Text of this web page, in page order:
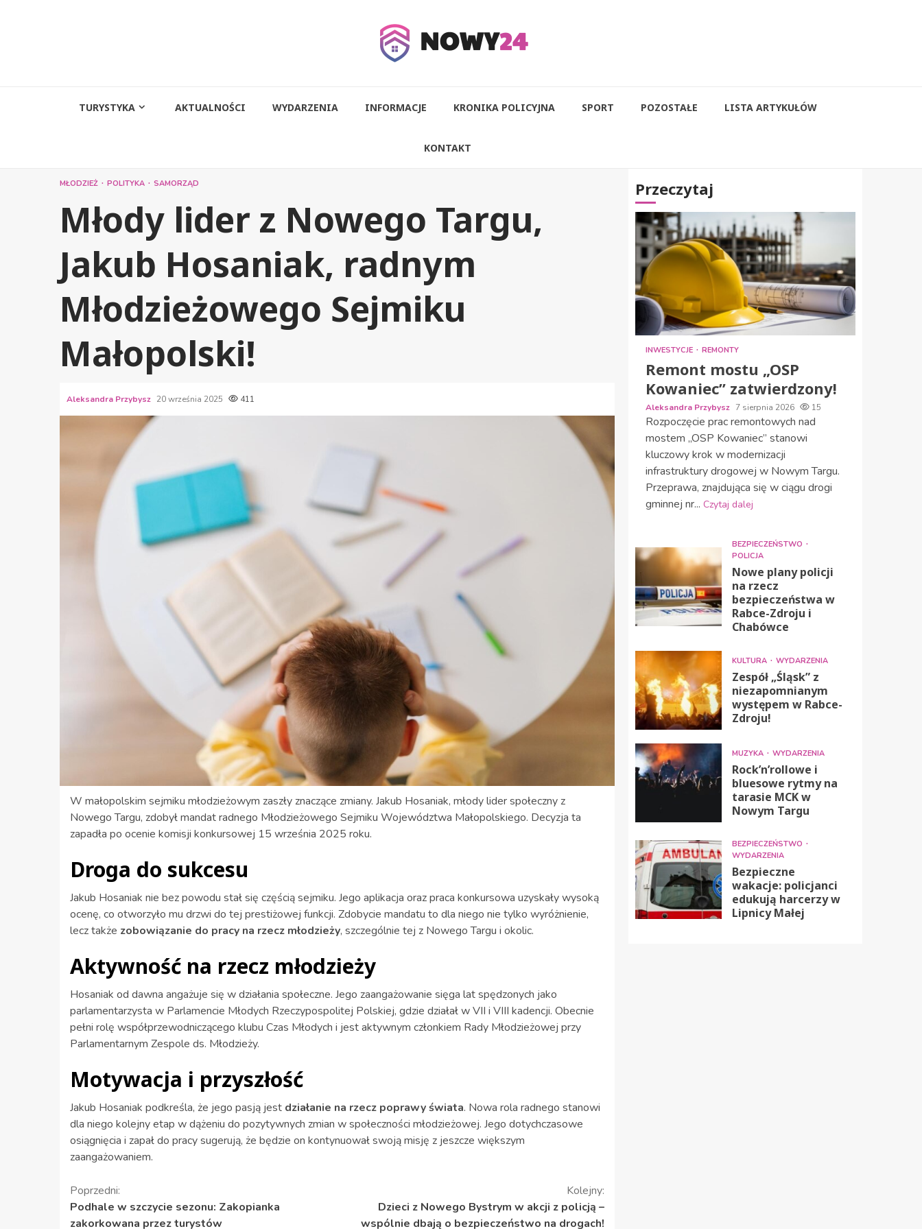
TURYSTYKA AKTUALNOŚCI WYDARZENIA INFORMACJE KRONIKA POLICYJNA SPORT POZOSTAŁE LISTA ARTYKUŁÓW
KONTAKT
MŁODZIEŻ POLITYKA SAMORZĄD
Młody lider z Nowego Targu,
Jakub Hosaniak, radnym
Młodzieżowego Sejmiku
Małopolski!
Aleksandra Przybysz 20 września 2025 411
W małopolskim sejmiku młodzieżowym zaszły znaczące zmiany. Jakub Hosaniak, młody lider społeczny z
Nowego Targu, zdobył mandat radnego Młodzieżowego Sejmiku Województwa Małopolskiego. Decyzja ta
zapadła po ocenie komisji konkursowej 15 września 2025 roku.
Droga do sukcesu
Jakub Hosaniak nie bez powodu stał się częścią sejmiku. Jego aplikacja oraz praca konkursowa uzyskały wysoką
ocenę, co otworzyło mu drzwi do tej prestiżowej funkcji. Zdobycie mandatu to dla niego nie tylko wyróżnienie,
lecz także zobowiązanie do pracy na rzecz młodzieży, szczególnie tej z Nowego Targu i okolic.
Aktywność na rzecz młodzieży
Hosaniak od dawna angażuje się w działania społeczne. Jego zaangażowanie sięga lat spędzonych jako
parlamentarzysta w Parlamencie Młodych Rzeczypospolitej Polskiej, gdzie działał w VII i VIII kadencji. Obecnie
pełni rolę współprzewodniczącego klubu Czas Młodych i jest aktywnym członkiem Rady Młodzieżowej przy
Parlamentarnym Zespole ds. Młodzieży.
Motywacja i przyszłość
Jakub Hosaniak podkreśla, że jego pasją jest działanie na rzecz poprawy świata. Nowa rola radnego stanowi
dla niego kolejny etap w dążeniu do pozytywnych zmian w społeczności młodzieżowej. Jego dotychczasowe
osiągnięcia i zapał do pracy sugerują, że będzie on kontynuował swoją misję z jeszcze większym
zaangażowaniem.
Kontynuuj
czytanie
Poprzedni:
Podhale w szczycie sezonu: Zakopianka
zakorkowana przez turystów
Kolejny:
Dzieci z Nowego Bystrym w akcji z policją –
wspólnie dbają o bezpieczeństwo na drogach!
Przeczytaj
INWESTYCJE REMONTY
Remont mostu „OSP
Kowaniec” zatwierdzony!
Aleksandra Przybysz 7 sierpnia 2026 15
Rozpoczęcie prac remontowych nad
mostem „OSP Kowaniec” stanowi
kluczowy krok w modernizacji
infrastruktury drogowej w Nowym Targu.
Przeprawa, znajdująca się w ciągu drogi
gminnej nr... Czytaj dalej
BEZPIECZEŃSTWO
POLICJA
Nowe plany policji
na rzecz
bezpieczeństwa w
Rabce-Zdroju i
Chabówce
KULTURA WYDARZENIA
Zespół „Śląsk” z
niezapomnianym
występem w Rabce-
Zdroju!
MUZYKA WYDARZENIA
Rock’n’rollowe i
bluesowe rytmy na
tarasie MCK w
Nowym Targu
BEZPIECZEŃSTWO
WYDARZENIA
Bezpieczne
wakacje: policjanci
edukują harcerzy w
Lipnicy Małej